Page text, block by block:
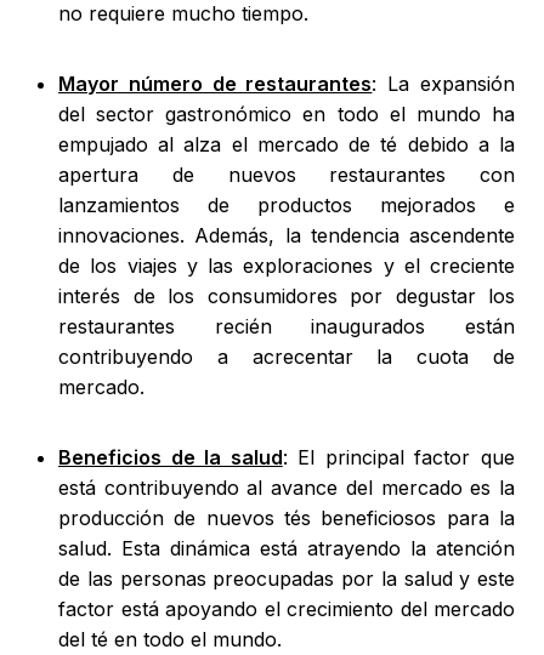
no requiere mucho tiempo.
Mayor número de restaurantes: La expansión
del sector gastronómico en todo el mundo ha
empujado al alza el mercado de té debido a la
apertura de nuevos restaurantes con
lanzamientos de productos mejorados e
innovaciones. Además, la tendencia ascendente
de los viajes y las exploraciones y el creciente
interés de los consumidores por degustar los
restaurantes recién inaugurados están
contribuyendo a acrecentar la cuota de
mercado.
Beneficios de la salud: El principal factor que
está contribuyendo al avance del mercado es la
producción de nuevos tés beneficiosos para la
salud. Esta dinámica está atrayendo la atención
de las personas preocupadas por la salud y este
factor está apoyando el crecimiento del mercado
del té en todo el mundo.